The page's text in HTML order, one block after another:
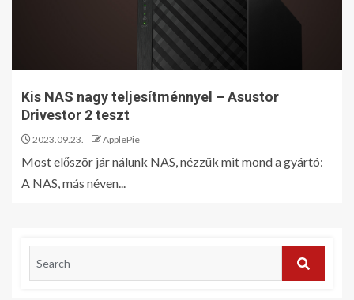
Kis NAS nagy teljesítménnyel – Asustor
Drivestor 2 teszt
2023.09.23. ApplePie
Most először jár nálunk NAS, nézzük mit mond a gyártó:
A NAS, más néven...